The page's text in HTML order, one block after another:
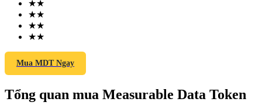
COIN-M Futures
Futures sử dụng token làm tài sản thế chấp
★★
★★
★★
★★
Mua MDT Ngay
Tổng quan mua Measurable Data Token